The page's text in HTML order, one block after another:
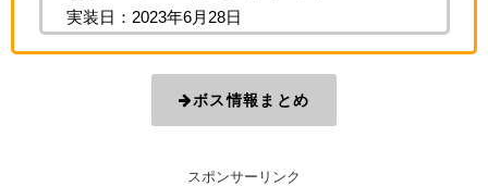
実装日：2023年6月28日
ボス情報まとめ
スポンサーリンク